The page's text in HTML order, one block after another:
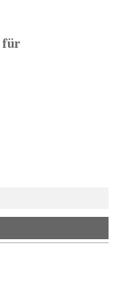
für